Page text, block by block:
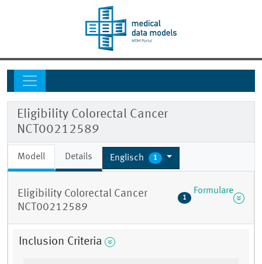
Eligibility Colorectal Cancer
NCT00212589
Modell Details Englisch 1
Eligibility Colorectal Cancer
NCT00212589
1
Formulare
Inclusion Criteria